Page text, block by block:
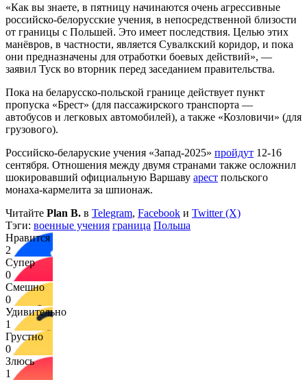
«Как вы знаете, в пятницу начинаются очень агрессивные
российско-белорусские учения, в непосредственной близости
от границы с Польшей. Это имеет последствия. Целью этих
манёвров, в частности, является Сувалкский коридор, и пока
они предназначены для отработки боевых действий», —
заявил Туск во вторник перед заседанием правительства.
Пока на беларусско-польской границе действует пункт
пропуска «Брест» (для пассажирского транспорта —
автобусов и легковых автомобилей), а также «Козловичи» (для
грузового).
Российско-беларуские учения «Запад-2025» пройдут 12-16
сентября. Отношения между двумя странами также осложнил
шокировавший официальную Варшаву арест польского
монаха-кармелита за шпионаж.
Читайте Plan B. в Telegram, Facebook и Twitter (X)
Тэги: военные учения граница Польша
Нравится
2
Супер
0
Смешно
0
Удивительно
1
Грустно
0
Злюсь
1